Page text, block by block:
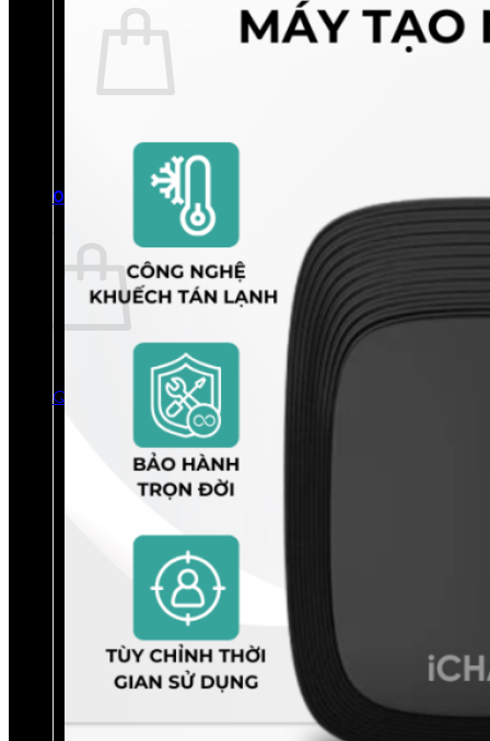
Quay trở lại cửa hàng
0
Giỏ hàng
Chưa có sản phẩm trong giỏ hàng.
Quay trở lại cửa hàng